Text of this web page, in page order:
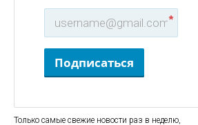
*
Подписаться
Только самые свежие новости раз в неделю,